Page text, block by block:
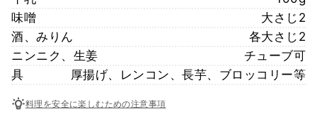
味噌
大さじ2
酒、みりん
各大さじ2
ニンニク、生姜
チューブ可
具
厚揚げ、レンコン、長芋、ブロッコリー等
料理を安全に楽しむための注意事項